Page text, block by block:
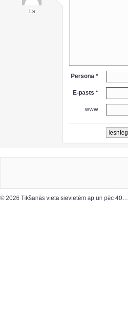
Es
Persona *
E-pasts *
www
© 2026 Tikšanās vieta sievietēm ap un pēc 40…